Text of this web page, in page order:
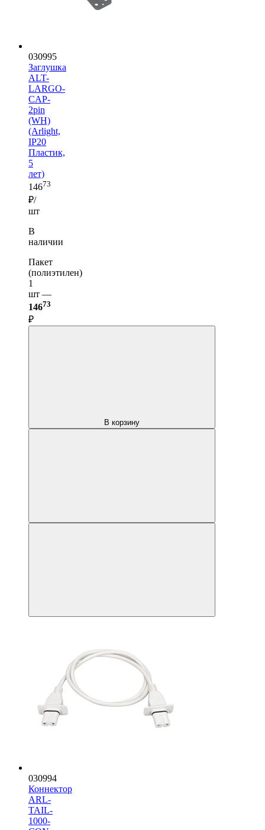
030995
Заглушка
ALT-
LARGO-
CAP-
2pin
(WH)
(Arlight,
IP20
Пластик,
5
лет)
14673
₽/
шт
В
наличии
Пакет
(полиэтилен)
1
шт —
14673
₽
В корзину
030994
Коннектор
ARL-
TAIL-
1000-